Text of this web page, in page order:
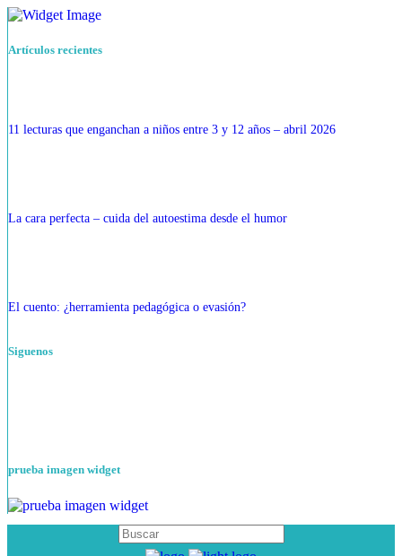
Artículos recientes
11 lecturas que enganchan a niños entre 3 y 12 años – abril 2026
La cara perfecta – cuida del autoestima desde el humor
El cuento: ¿herramienta pedagógica o evasión?
Siguenos
prueba imagen widget